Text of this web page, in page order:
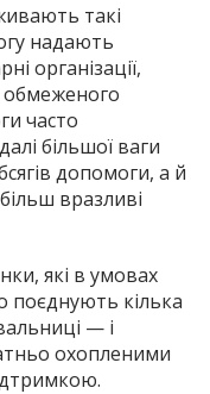
такі
надають
організації,
обмеженого
часто
більшої ваги
допомоги, а й
вразливі
які в умовах
поєднують кілька
— і
охопленими